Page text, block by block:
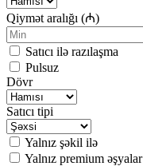
Qiymət aralığı (₼)
Satıcı ilə razılaşma
Pulsuz
Dövr
Satıcı tipi
Yalnız şəkil ilə
Yalnız premium əşyalar